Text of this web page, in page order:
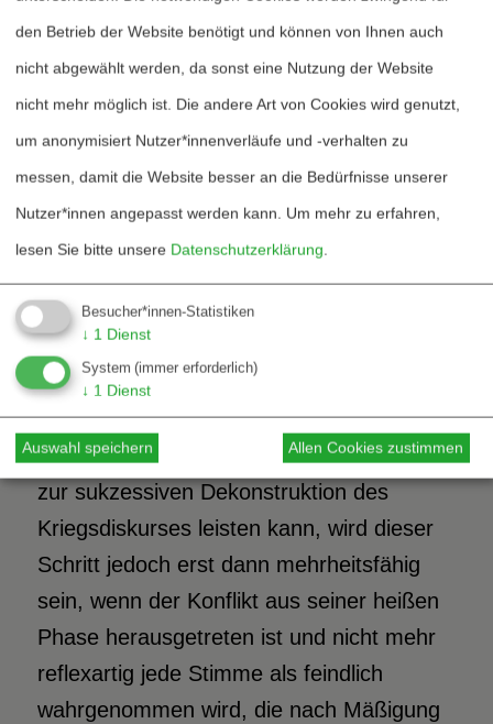
Erst als zweite Stufe kann man zu
lösungsorientierter
auf die Annäherung der Gegner hinarbeitet
und für alle Betroffenen akzeptable Wege
aus dem Konflikt sucht. Obwohl er als
konsistente Minderheitsposition auch
schon während des Krieges einen Beitrag
zur sukzessiven Dekonstruktion des
Kriegsdiskurses leisten kann, wird dieser
Schritt jedoch erst dann mehrheitsfähig
sein, wenn der Konflikt aus seiner heißen
Phase herausgetreten ist und nicht mehr
reflexartig jede Stimme als feindlich
wahrgenommen wird, die nach Mäßigung
den Betrieb der Website benötigt und können von Ihnen auch
nicht abgewählt werden, da sonst eine Nutzung der Website
nicht mehr möglich ist. Die andere Art von Cookies wird genutzt,
um anonymisiert Nutzer*innenverläufe und -verhalten zu
messen, damit die Website besser an die Bedürfnisse unserer
Nutzer*innen angepasst werden kann. Um mehr zu erfahren,
lesen Sie bitte unsere Datenschutzerklärung.
Besucher*innen-Statistiken
↓ 1 Dienst
System (immer erforderlich)
↓ 1 Dienst
Auswahl speichern Allen Cookies zustimmen